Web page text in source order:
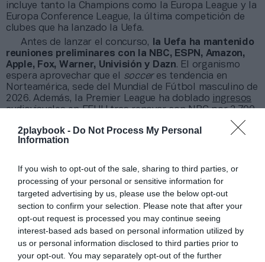
2playbook - Do Not Process My Personal
Information
If you wish to opt-out of the sale, sharing to third parties, or
processing of your personal or sensitive information for
targeted advertising by us, please use the below opt-out
section to confirm your selection. Please note that after your
opt-out request is processed you may continue seeing
interest-based ads based on personal information utilized by
us or personal information disclosed to third parties prior to
your opt-out. You may separately opt-out of the further
incluye tanto la Champions como la Europa League y la
Europa Conference League, la última competición de
clubes que ha lanzado la Uefa.
Antes de lanzar el concurso,
la Uefa ha mantenido
reuniones preliminares con la NBC, ESPN, Amazon,
Apple, Fox, Warner, Univisión y Dazn. El organismo
espera aprovechar que el soccer es tendencia en
Norteamérica, sede del Mundial de Fútbol masculino de
2026. Además, la Premier League ha doblado ingresos
audiovisuales en EEUUtras renovar con NBC por 2.700
millones de dólares (2.673 millones de euros) hasta
2028. Ello, poco antes de que Apple se hiciera con los
derechos audiovisuales globales de la MLS hasta 2033.
Añadir2Playbookcomo fuente preferida de Google
de forma gratuita
Mantente informado con las últimas noticias de actualidad.
ACTIVAR AHORA
Compartir